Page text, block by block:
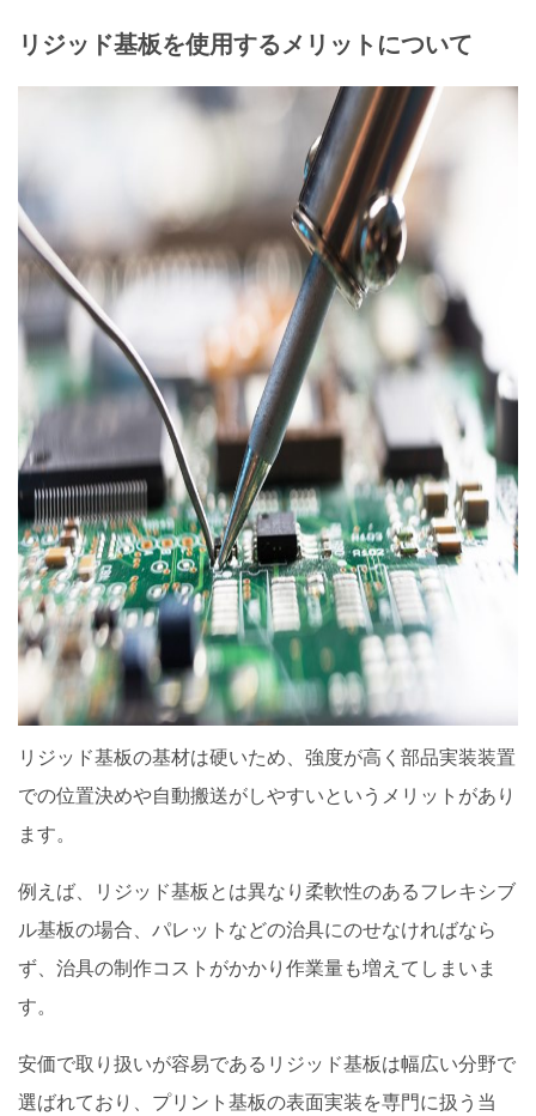
リジッド基板を使用するメリットについて
リジッド基板の基材は硬いため、強度が高く部品実装装置
での位置決めや自動搬送がしやすいというメリットがあり
ます。
例えば、リジッド基板とは異なり柔軟性のあるフレキシブ
ル基板の場合、パレットなどの治具にのせなければなら
ず、治具の制作コストがかかり作業量も増えてしまいま
す。
安価で取り扱いが容易であるリジッド基板は幅広い分野で
選ばれており、プリント基板の表面実装を専門に扱う当